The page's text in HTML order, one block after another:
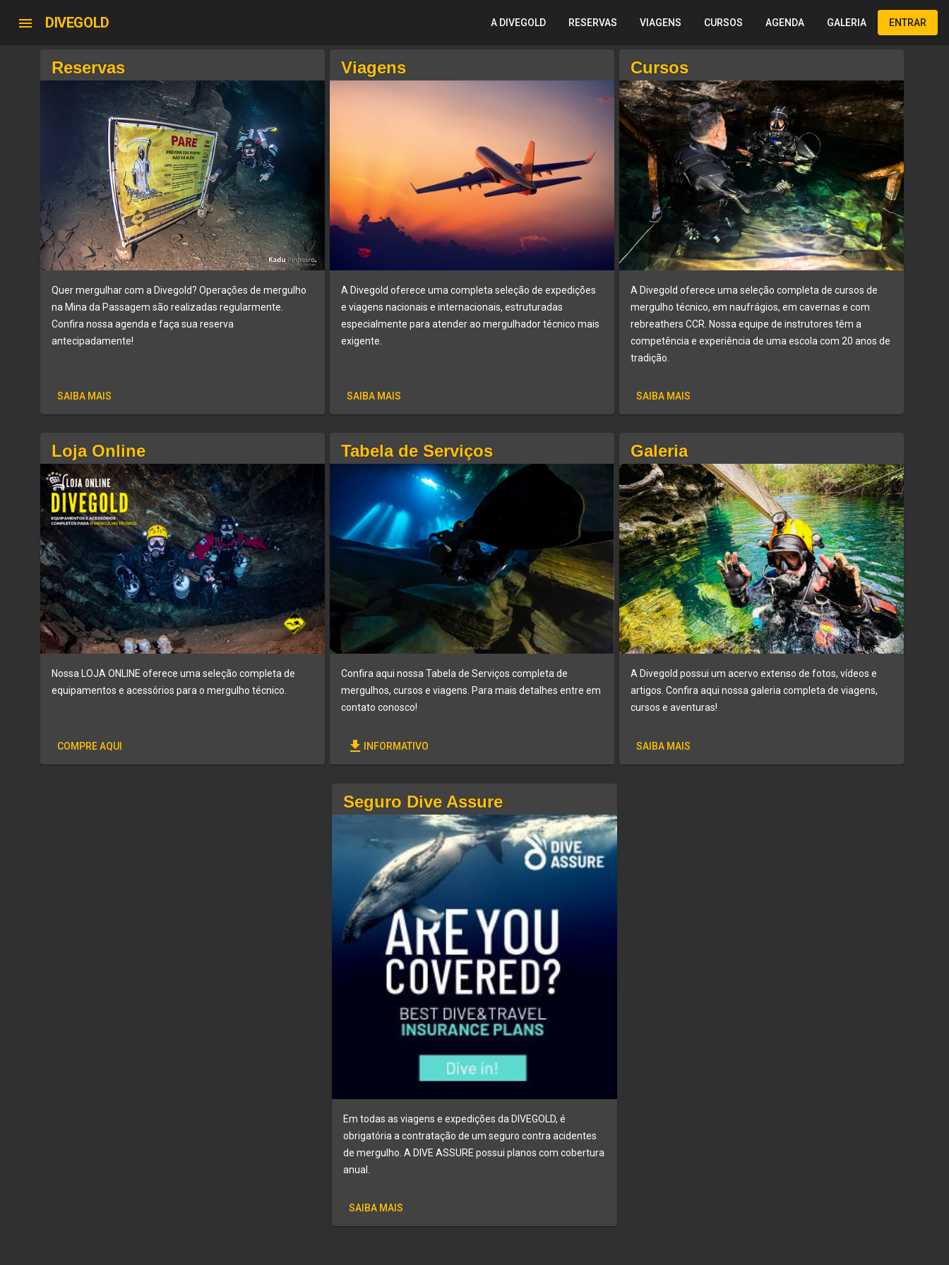
menu DIVEGOLD A DIVEGOLD RESERVAS VIAGENS CURSOS AGENDA GALERIA ENTRAR
Reservas
Quer mergulhar com a Divegold? Operações de mergulho
na Mina da Passagem são realizadas regularmente.
Confira nossa agenda e faça sua reserva
antecipadamente!
SAIBA MAIS
Viagens
A Divegold oferece uma completa seleção de expedições
e viagens nacionais e internacionais, estruturadas
especialmente para atender ao mergulhador técnico mais
exigente.
SAIBA MAIS
Cursos
A Divegold oferece uma seleção completa de cursos de
mergulho técnico, em naufrágios, em cavernas e com
rebreathers CCR. Nossa equipe de instrutores têm a
competência e experiência de uma escola com 20 anos de
tradição.
SAIBA MAIS
Loja Online
Nossa LOJA ONLINE oferece uma seleção completa de
equipamentos e acessórios para o mergulho técnico.
COMPRE AQUI
Tabela de Serviços
Confira aqui nossa Tabela de Serviços completa de
mergulhos, cursos e viagens. Para mais detalhes entre em
contato conosco!
file_download INFORMATIVO
Galeria
A Divegold possui um acervo extenso de fotos, vídeos e
artigos. Confira aqui nossa galeria completa de viagens,
cursos e aventuras!
SAIBA MAIS
Seguro Dive Assure
Em todas as viagens e expedições da DIVEGOLD, é
obrigatória a contratação de um seguro contra acidentes
de mergulho. A DIVE ASSURE possui planos com cobertura
anual.
SAIBA MAIS